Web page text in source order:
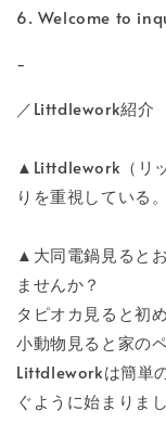
6. Welcome to
-
／Littdlework紹介
▲Littdlework（リ
りを重視している。
▲大同電鍋見ると
ませんか？
タピオカ見ると初
小動物見ると家の
Littdleworkは簡単
ぐように始まりまし